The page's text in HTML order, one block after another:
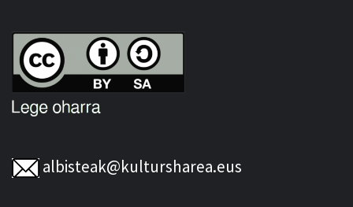
albisteak@kultursharea.eus